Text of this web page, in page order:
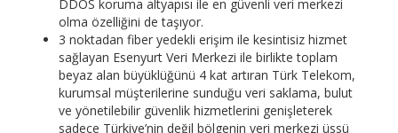
DDOS koruma altyapısı ile en güvenli veri merkezi
olma özelliğini de taşıyor.
3 noktadan fiber yedekli erişim ile kesintisiz hizmet
sağlayan Esenyurt Veri Merkezi ile birlikte toplam
beyaz alan büyüklüğünü 4 kat artıran Türk Telekom,
kurumsal müşterilerine sunduğu veri saklama, bulut
ve yönetilebilir güvenlik hizmetlerini genişleterek
sadece Türkiye’nin değil bölgenin veri merkezi üssü